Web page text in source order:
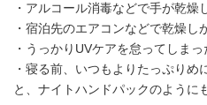
・アルコール消毒などで手が乾
・宿泊先のエアコンなどで乾燥し
・うっかりUVケアを怠ってしま
・寝る前、いつもよりたっぷりめ
と、ナイトハンドパックのように